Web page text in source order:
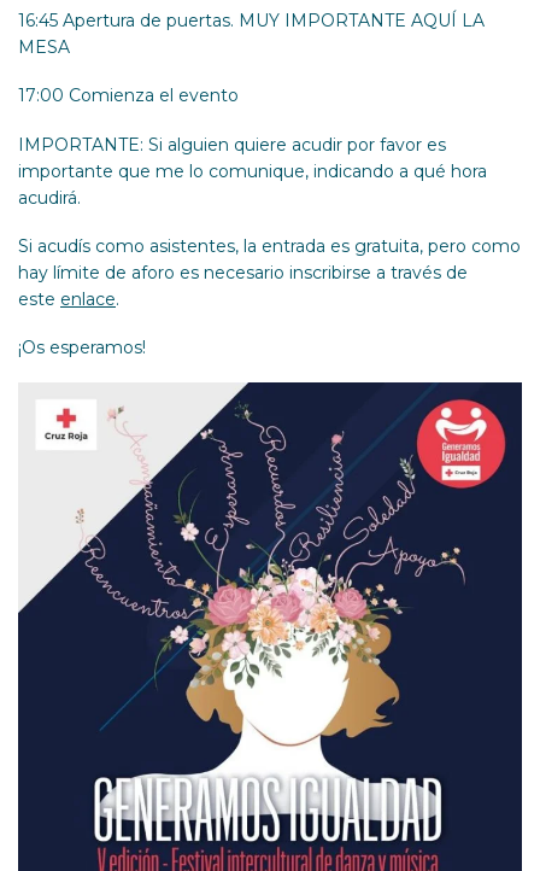
16:45 Apertura de puertas. MUY IMPORTANTE AQUÍ LA
MESA
17:00 Comienza el evento
IMPORTANTE: Si alguien quiere acudir por favor es
importante que me lo comunique, indicando a qué hora
acudirá.
Si acudís como asistentes, la entrada es gratuita, pero como
hay límite de aforo es necesario inscribirse a través de
este enlace.
¡Os esperamos!